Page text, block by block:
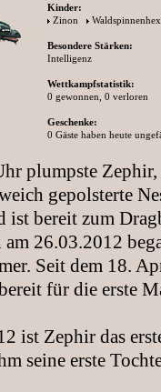
Kinder:
Zinon
Besondere Stärken:
Intelligenz
Wettkampfstatistik:
0 gewonnen, 0 verloren
Geschenke:
0 Gäste haben heute
plumpste
gepolsterte
ist bereit zum
26.03.2012
Seit dem 18.
für die erste
ist Zephir das
seine erste